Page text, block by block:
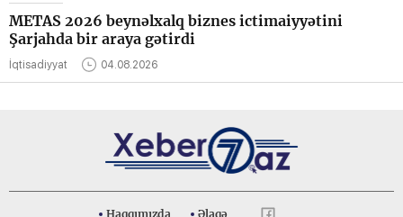
METAS 2026 beynəlxalq biznes ictimaiyyətini
Şarjahda bir araya gətirdi
İqtisadiyyat 04.08.2026
Haqqımızda Əlaqə